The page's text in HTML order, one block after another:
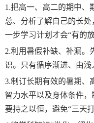
1.把高一、高二的期中、
总、分析了解自己的长
一步学习计划才会“有的放
2.利用暑假补缺、补漏。
识。只有循序渐进、由浅
3.制订长期有效的暑期、
智力水平以及身体条件
要持之以恒，避免“三天